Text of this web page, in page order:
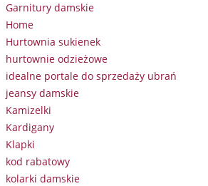
Garnitury damskie
Home
Hurtownia sukienek
hurtownie odzieżowe
idealne portale do sprzedaży ubrań
jeansy damskie
Kamizelki
Kardigany
Klapki
kod rabatowy
kolarki damskie